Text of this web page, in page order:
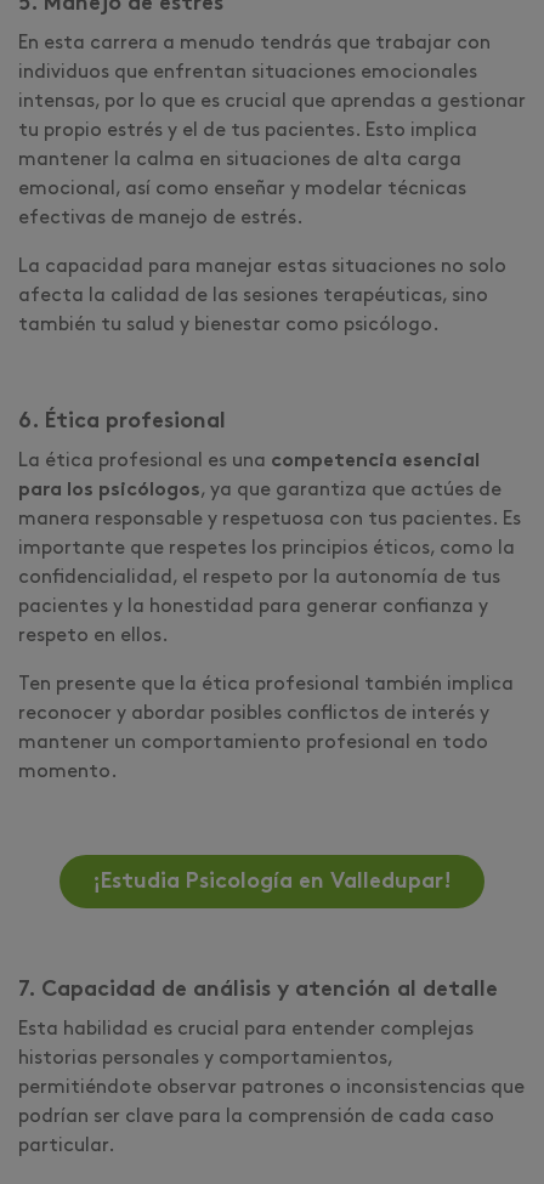
En esta carrera a menudo tendrás que trabajar con
individuos que enfrentan situaciones emocionales
intensas, por lo que es crucial que aprendas a gestionar
tu propio estrés y el de tus pacientes. Esto implica
mantener la calma en situaciones de alta carga
emocional, así como enseñar y modelar técnicas
efectivas de manejo de estrés.
La capacidad para manejar estas situaciones no solo
afecta la calidad de las sesiones terapéuticas, sino
también tu salud y bienestar como psicólogo.
6. Ética profesional
La ética profesional es una competencia esencial
para los psicólogos, ya que garantiza que actúes de
manera responsable y respetuosa con tus pacientes. Es
importante que respetes los principios éticos, como la
confidencialidad, el respeto por la autonomía de tus
pacientes y la honestidad para generar confianza y
respeto en ellos.
Ten presente que la ética profesional también implica
reconocer y abordar posibles conflictos de interés y
mantener un comportamiento profesional en todo
momento.
¡Estudia Psicología en Valledupar!
7. Capacidad de análisis y atención al detalle
Esta habilidad es crucial para entender complejas
historias personales y comportamientos,
permitiéndote observar patrones o inconsistencias que
podrían ser clave para la comprensión de cada caso
particular.